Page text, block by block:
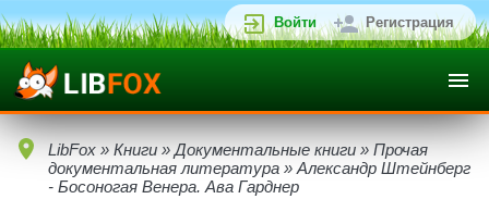
Войти Регистрация
LibFox » Книги » Документальные книги » Прочая
документальная литература » Александр Штейнберг
- Босоногая Венера. Ава Гарднер